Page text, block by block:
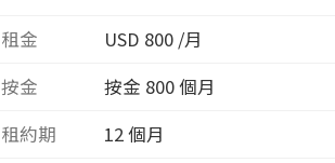
租金
USD 800 /月
按金
按金 800 個月
租約期
12 個月